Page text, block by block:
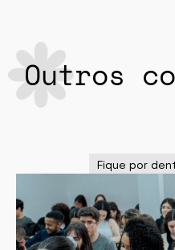
Outros
Fique por